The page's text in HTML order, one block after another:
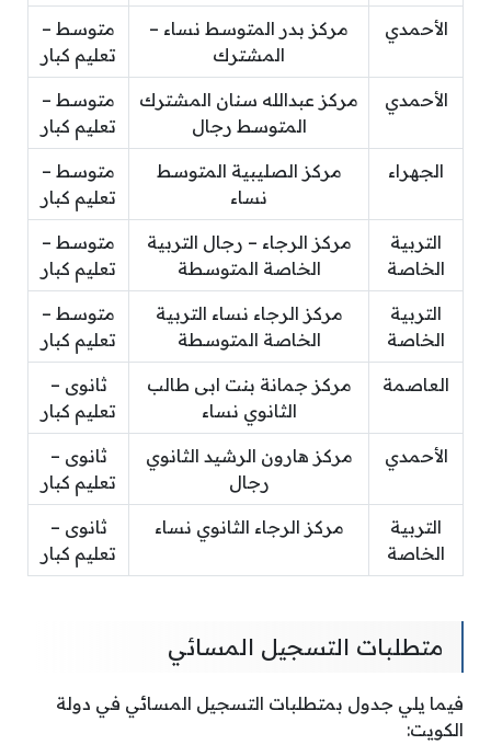
الأحمدي
مركز بدر المتوسط نساء –
المشترك
متوسط –
تعليم كبار
الأحمدي
مركز عبدالله سنان المشترك
المتوسط رجال
متوسط –
تعليم كبار
الجهراء
مركز الصليبية المتوسط
نساء
متوسط –
تعليم كبار
التربية
الخاصة
مركز الرجاء – رجال التربية
الخاصة المتوسطة
متوسط –
تعليم كبار
التربية
الخاصة
مركز الرجاء نساء التربية
الخاصة المتوسطة
متوسط –
تعليم كبار
العاصمة
مركز جمانة بنت ابى طالب
الثانوي نساء
ثانوى –
تعليم كبار
الأحمدي
مركز هارون الرشيد الثانوي
رجال
ثانوى –
تعليم كبار
التربية
الخاصة
مركز الرجاء الثانوي نساء
ثانوى –
تعليم كبار
متطلبات التسجيل المسائي
فيما يلي جدول بمتطلبات التسجيل المسائي في دولة
الكويت: